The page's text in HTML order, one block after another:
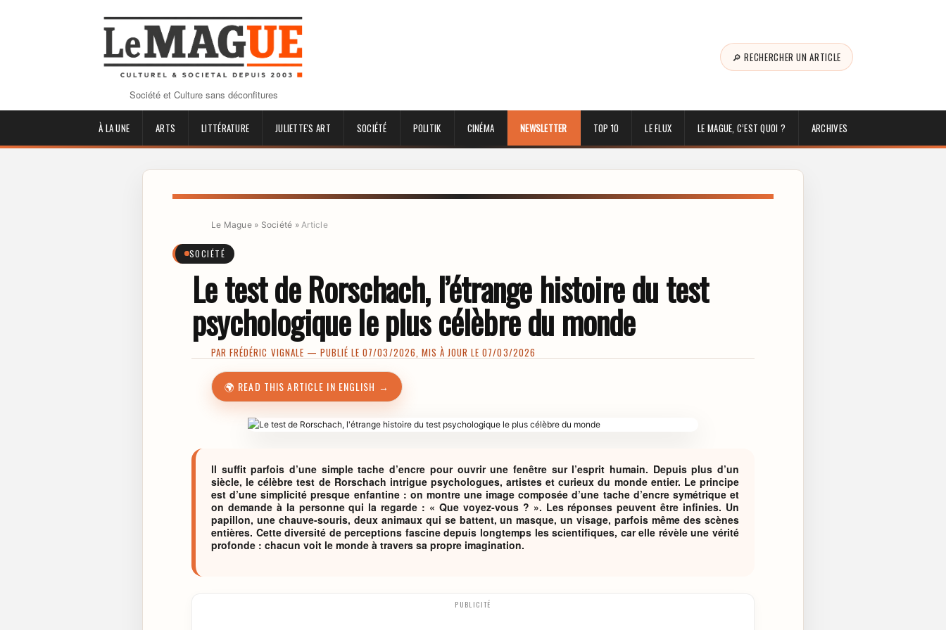
Société et Culture sans déconfitures
🔎 RECHERCHER UN ARTICLE
À LA UNE ARTS LITTÉRATURE JULIETTE'S ART SOCIÉTÉ POLITIK CINÉMA NEWSLETTER TOP 10 LE FLUX LE MAGUE, C’EST QUOI ? ARCHIVES
Le Mague» Société » Article
SOCIÉTÉ
Le test de Rorschach, l’étrange histoire du test
psychologique le plus célèbre du monde
PARFRÉDÉRIC VIGNALE — PUBLIÉ LE 07/03/2026, MIS À JOUR LE 07/03/2026
🌍 READ THIS ARTICLE IN ENGLISH →
ll suffit parfois d’une simple tache d’encre pour ouvrir une fenêtre sur l’esprit humain. Depuis plus d’un
siècle, le célèbre test de Rorschach intrigue psychologues, artistes et curieux du monde entier. Le principe
est d’une simplicité presque enfantine : on montre une image composée d’une tache d’encre symétrique et
on demande à la personne qui la regarde : « Que voyez-vous ? ». Les réponses peuvent être infinies. Un
papillon, une chauve-souris, deux animaux qui se battent, un masque, un visage, parfois même des scènes
entières. Cette diversité de perceptions fascine depuis longtemps les scientifiques, car elle révèle une vérité
profonde : chacun voit le monde à travers sa propre imagination.
PUBLICITÉ